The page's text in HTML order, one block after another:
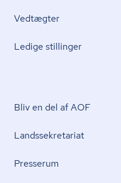
Vedtægter
Ledige stillinger
Bliv en del af AOF
Lands­se­kre­ta­ri­at
Presserum